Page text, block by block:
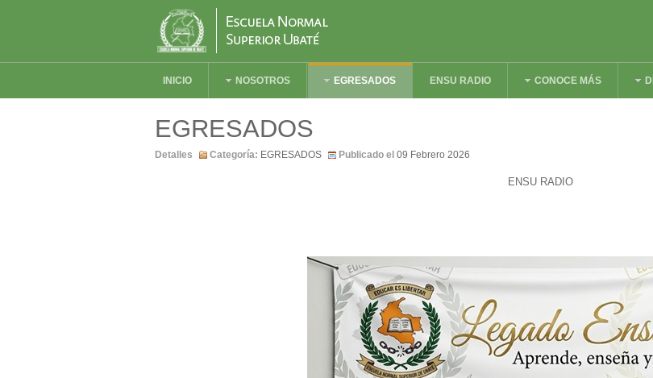
INICIO NOSOTROS EGRESADOS ENSU RADIO CONOCE MÁS
EGRESADOS
Detalles Categoría: EGRESADOS Publicado el 09 Febrero 2026
ENSU RADIO